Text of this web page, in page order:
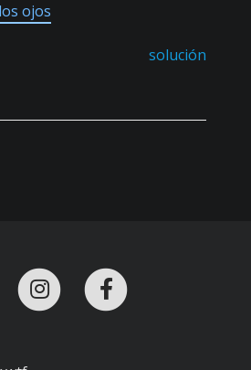
ojos
solución
nosotros en Telegram
Twitter Instagram